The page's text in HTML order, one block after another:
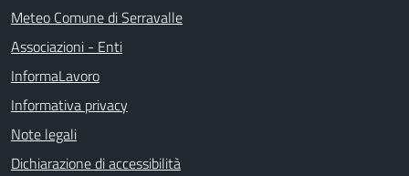
Meteo Comune di Serravalle
Associazioni - Enti
InformaLavoro
Informativa privacy
Note legali
Dichiarazione di accessibilità